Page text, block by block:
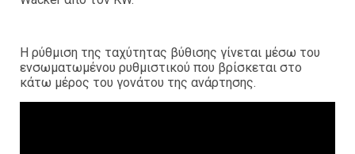
Η ρύθμιση της ταχύτητας βύθισης γίνεται μέσω του
ενσωματωμένου ρυθμιστικού που βρίσκεται στο
κάτω μέρος του γονάτου της ανάρτησης.